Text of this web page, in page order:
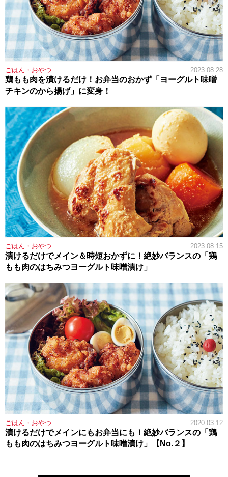
ごはん・おやつ 2023.08.28
鶏もも肉を漬けるだけ！お弁当のおかず「ヨーグルト味噌
チキンのから揚げ」に変身！
ごはん・おやつ 2023.08.15
漬けるだけでメイン＆時短おかずに！絶妙バランスの「鶏
もも肉のはちみつヨーグルト味噌漬け」
ごはん・おやつ 2020.03.12
漬けるだけでメインにもお弁当にも！絶妙バランスの「鶏
もも肉のはちみつヨーグルト味噌漬け」【No.２】